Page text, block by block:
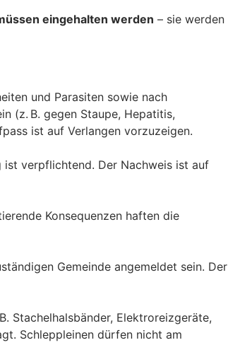
eingehalten werden – sie werden
und Parasiten sowie nach
(z. B. gegen Staupe, Hepatitis,
ist auf Verlangen vorzuzeigen.
verpflichtend. Der Nachweis ist auf
Konsequenzen haften die
Gemeinde angemeldet sein. Der
Stachelhalsbänder, Elektroreizgeräte,
Schleppleinen dürfen nicht am